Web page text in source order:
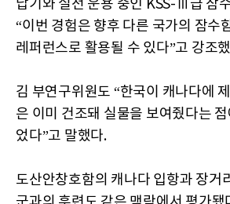
납기와 실전 운용 중인 KSS-Ⅲ급 잠
“이번 경험은 향후 다른 국가의 잠수
레퍼런스로 활용될 수 있다”고 강조
김 부연구위원도 “한국이 캐나다에
은 이미 건조돼 실물을 보여줬다는
었다”고 말했다.
도산안창호함의 캐나다 입항과 장거